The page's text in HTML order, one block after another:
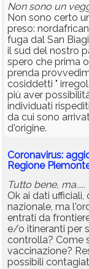
Non sono un
Non sono certo
preso:
fuga dal San
il sud del nostro
spero che prima
prenda
cosiddetti "
più aver
individuati
da cui sono
d'origine.
Coronavirus:
Regione
Tutto bene, ma.....
Ok ai dati
nazionale, ma
entrati da
e/o itineranti per
controlla? Come
vaccinazione?
possibili